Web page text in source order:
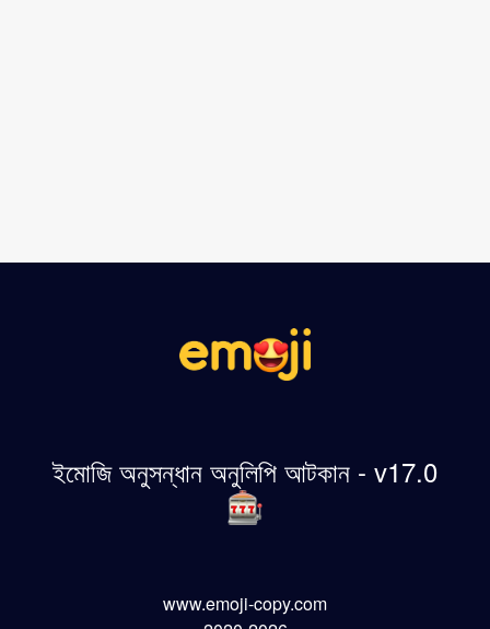
ইমোজি অনুসন্ধান অনুলিপি আটকান - v17.0
www.emoji-copy.com